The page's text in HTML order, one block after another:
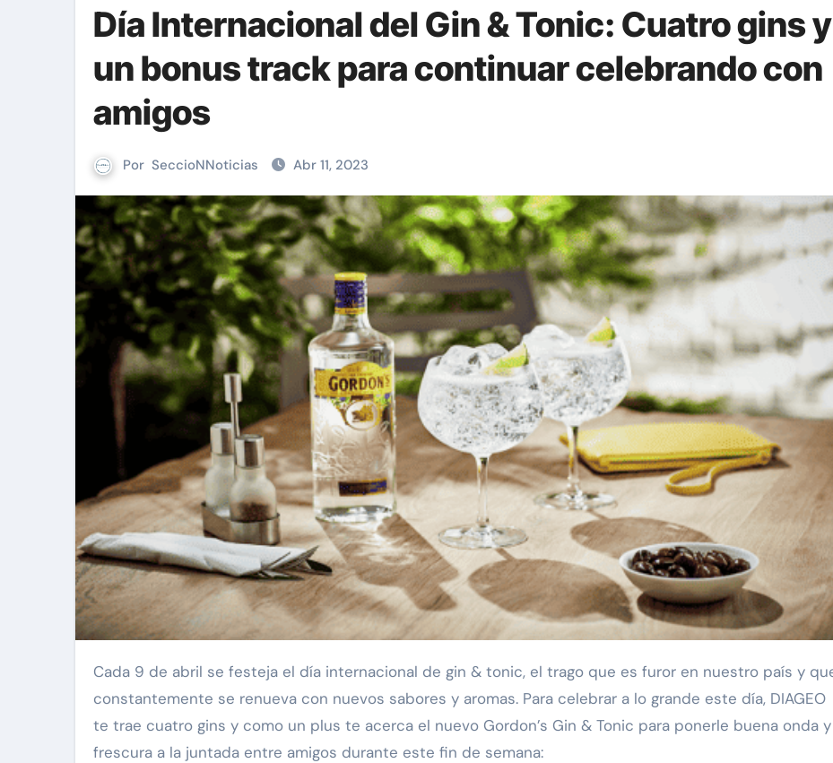
Día Internacional del Gin & Tonic: Cuatro gins y
un bonus track para continuar celebrando con
amigos
Por SeccioNNoticias Abr 11, 2023
Cada 9 de abril se festeja el día internacional de gin & tonic, el trago que es furor en nuestro país y que
constantemente se renueva con nuevos sabores y aromas. Para celebrar a lo grande este día, DIAGEO
te trae cuatro gins y como un plus te acerca el nuevo Gordon’s Gin & Tonic para ponerle buena onda y
frescura a la juntada entre amigos durante este fin de semana: